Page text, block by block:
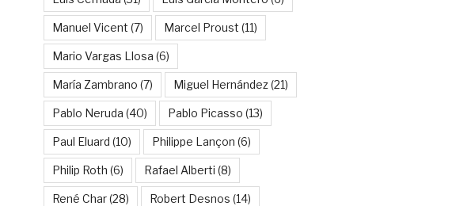
Manuel Vicent (7) Marcel Proust (11)
Mario Vargas Llosa (6)
María Zambrano (7) Miguel Hernández(21)
Pablo Neruda (40) Pablo Picasso (13)
Paul Eluard (10) Philippe Lançon (6)
Philip Roth (6) Rafael Alberti (8)
René Char(28) Robert Desnos (14)